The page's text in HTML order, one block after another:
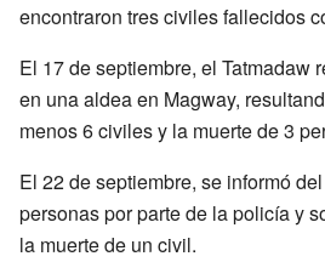
encontraron tres civiles fallecidos
El 17 de septiembre, el Tatmadaw
en una aldea en Magway,
menos 6 civiles y la muerte de 3
El 22 de septiembre, se informó
personas por parte de la policía y
la muerte de un civil.